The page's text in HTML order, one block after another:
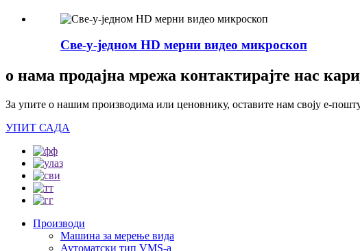
Све-у-једном HD мерни видео микроскоп
о нама продајна мрежа контактирајте нас
За упите о нашим производима или ценовнику, оставите нам своју е-
УПИТ САДА
Производи
Машина за мерење вида
Аутоматски тип VMS-а